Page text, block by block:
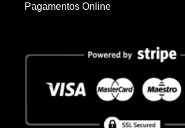
Pagamentos Online